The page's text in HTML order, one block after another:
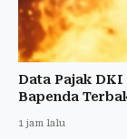
Data Pajak
Bapenda
1 jam lalu